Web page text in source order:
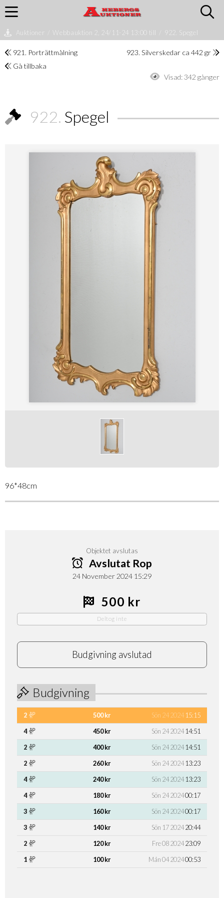
Auktioner Webbauktion 2, 24/11-24 13:00 till 922. Spegel
921. Porträttmålning
923. Silverskedar ca 442 gr
Gå tillbaka
Visad:342 gånger
922. Spegel
96*48cm
Objektet avslutas
Avslutat Rop
24 November 2024 15:29
500 kr
Deltog inte
Budgivning avslutad
Budgivning
2 500 kr Sön 24 202415:15
4
450 kr Sön 24 202414:51
2
400 kr Sön 24 202414:51
2
260 kr Sön 24 202413:23
4
240 kr Sön 24 202413:23
4
180 kr Sön 24 202400:17
3
160 kr Sön 24 202400:17
3
140 kr Sön 17 202420:44
2
120 kr Fre 08 202423:09
1
100 kr Mån 04 202400:53